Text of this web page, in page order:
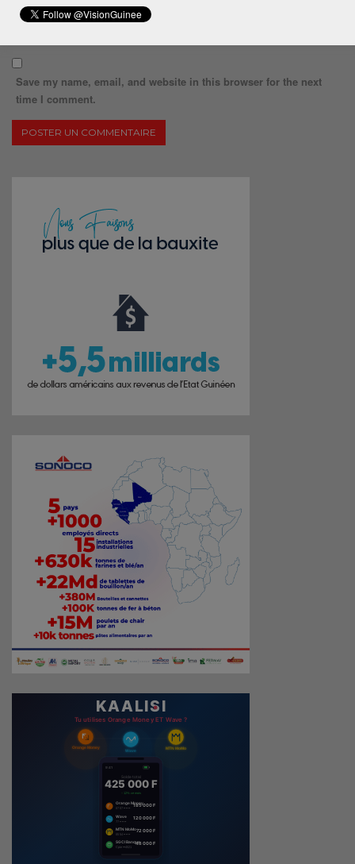
Save my name, email, and website in this browser for the next
time I comment.